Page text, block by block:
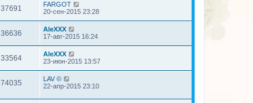
37691
FARGOT
20-сен-2015 23:28
36636
AleXXX
17-авг-2015 16:24
33564
AleXXX
23-июн-2015 13:57
74035
LAV ©
22-апр-2015 23:10